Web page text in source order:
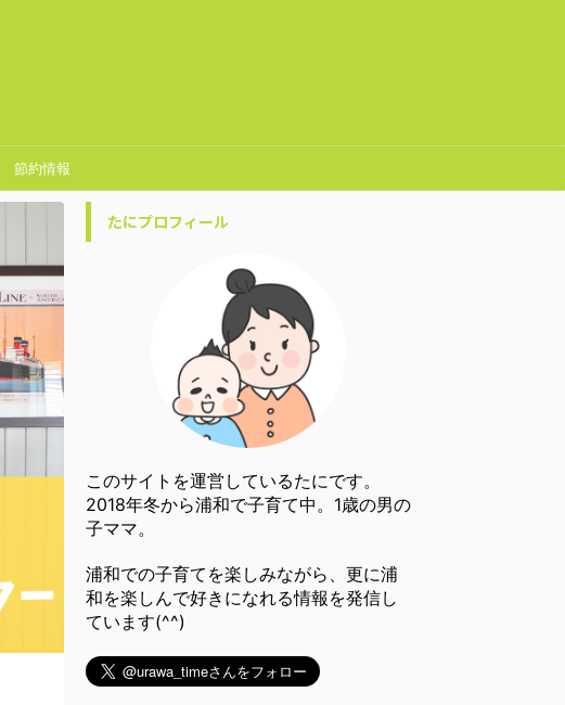
節約情報
たにプロフィール
このサイトを運営しているたにです。
2018年冬から浦和で子育て中。1歳の男の
子ママ。
浦和での子育てを楽しみながら、更に浦
和を楽しんで好きになれる情報を発信し
ています(^^)